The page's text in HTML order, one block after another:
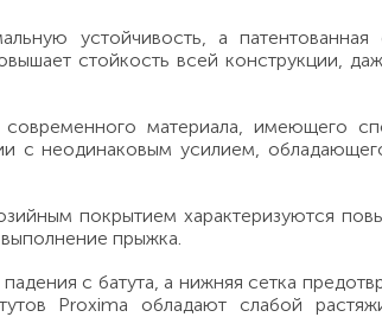
устойчивость, а патентованная
стойкость всей конструкции,
материала, имеющего
с неодинаковым усилием,
покрытием характеризуются
прыжка.
с батута, а нижняя сетка
Proxima обладают слабой